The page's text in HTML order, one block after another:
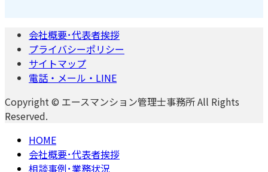
会社概要･代表者挨拶
プライバシーポリシー
サイトマップ
電話・メール・LINE
Copyright © エースマンション管理士事務所 All Rights
Reserved.
HOME
会社概要･代表者挨拶
相談事例･業務状況